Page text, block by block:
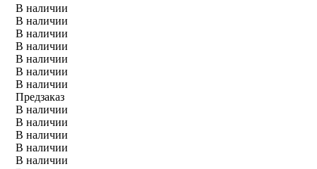
В наличии
В наличии
В наличии
В наличии
В наличии
В наличии
В наличии
Предзаказ
В наличии
В наличии
В наличии
В наличии
В наличии